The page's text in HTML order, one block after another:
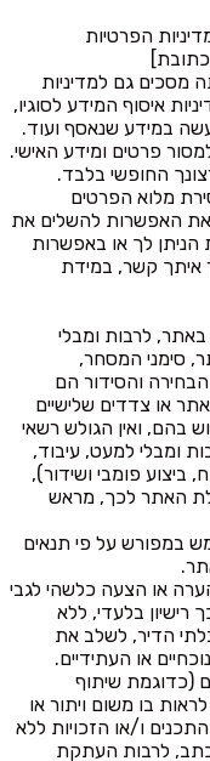
הפרטיות
מסכים גם למדיניות
איסוף המידע לסוגיו,
במידע שנאסף ועוד.
פרטים ומידע האישי.
החופשי בלבד.
מלוא הפרטים
את האפשרות להשלים את
הניתן לך או באפשרות
איתך קשר, במידת
לרבות ומבלי
סימני המסחר,
הבחירה והסידור הם
או צדדים שלישיים
בהם, ואין הגולש רשאי
ומבלי למעט, עיבוד,
פומבי ושידור),
האתר לכך, מראש
במפורש על פי תנאים
או הצעה כלשהי לגבי
רישיון בלעדי, ללא
הדיר, לשלב את
או העתידיים.
(כדוגמת שיתוף
בו משום ויתור או
ו/או הזכויות ללא
לרבות העתקת